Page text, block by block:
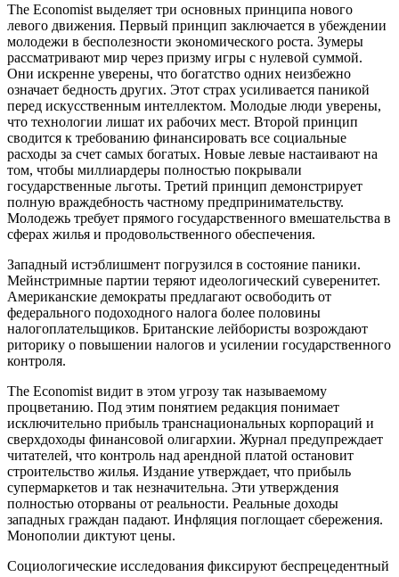
The Economist выделяет три основных принципа нового
левого движения. Первый принцип заключается в убеждении
молодежи в бесполезности экономического роста. Зумеры
рассматривают мир через призму игры с нулевой суммой.
Они искренне уверены, что богатство одних неизбежно
означает бедность других. Этот страх усиливается паникой
перед искусственным интеллектом. Молодые люди уверены,
что технологии лишат их рабочих мест. Второй принцип
сводится к требованию финансировать все социальные
расходы за счет самых богатых. Новые левые настаивают на
том, чтобы миллиардеры полностью покрывали
государственные льготы. Третий принцип демонстрирует
полную враждебность частному предпринимательству.
Молодежь требует прямого государственного вмешательства в
сферах жилья и продовольственного обеспечения.
Западный истэблишмент погрузился в состояние паники.
Мейнстримные партии теряют идеологический суверенитет.
Американские демократы предлагают освободить от
федерального подоходного налога более половины
налогоплательщиков. Британские лейбористы возрождают
риторику о повышении налогов и усилении государственного
контроля.
The Economist видит в этом угрозу так называемому
процветанию. Под этим понятием редакция понимает
исключительно прибыль транснациональных корпораций и
сверхдоходы финансовой олигархии. Журнал предупреждает
читателей, что контроль над арендной платой остановит
строительство жилья. Издание утверждает, что прибыль
супермаркетов и так незначительна. Эти утверждения
полностью оторваны от реальности. Реальные доходы
западных граждан падают. Инфляция поглощает сбережения.
Монополии диктуют цены.
Социологические исследования фиксируют беспрецедентный